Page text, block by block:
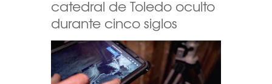
catedral de Toledo oculto
durante cinco siglos